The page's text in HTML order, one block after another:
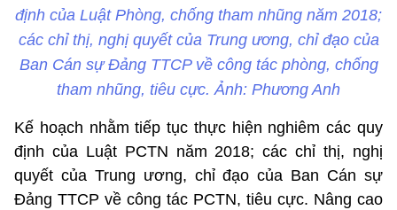
định của Luật Phòng, chống tham nhũng năm 2018;
các chỉ thị, nghị quyết của Trung ương, chỉ đạo của
Ban Cán sự Đảng TTCP về công tác phòng, chống
tham nhũng, tiêu cực. Ảnh: Phương Anh
Kế hoạch nhằm tiếp tục thực hiện nghiêm các quy
định của Luật PCTN năm 2018; các chỉ thị, nghị
quyết của Trung ương, chỉ đạo của Ban Cán sự
Đảng TTCP về công tác PCTN, tiêu cực. Nâng cao